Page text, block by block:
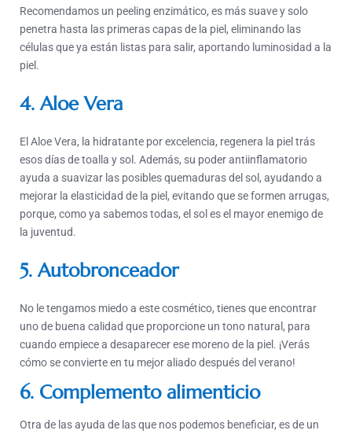
Recomendamos un peeling enzimático, es más suave y solo
penetra hasta las primeras capas de la piel, eliminando las
células que ya están listas para salir, aportando luminosidad a la
piel.
4. Aloe Vera
El Aloe Vera, la hidratante por excelencia, regenera la piel trás
esos días de toalla y sol. Además, su poder antiinflamatorio
ayuda a suavizar las posibles quemaduras del sol, ayudando a
mejorar la elasticidad de la piel, evitando que se formen arrugas,
porque, como ya sabemos todas, el sol es el mayor enemigo de
la juventud.
5. Autobronceador
No le tengamos miedo a este cosmético, tienes que encontrar
uno de buena calidad que proporcione un tono natural, para
cuando empiece a desaparecer ese moreno de la piel. ¡Verás
cómo se convierte en tu mejor aliado después del verano!
6. Complemento alimenticio
Otra de las ayuda de las que nos podemos beneficiar, es de un